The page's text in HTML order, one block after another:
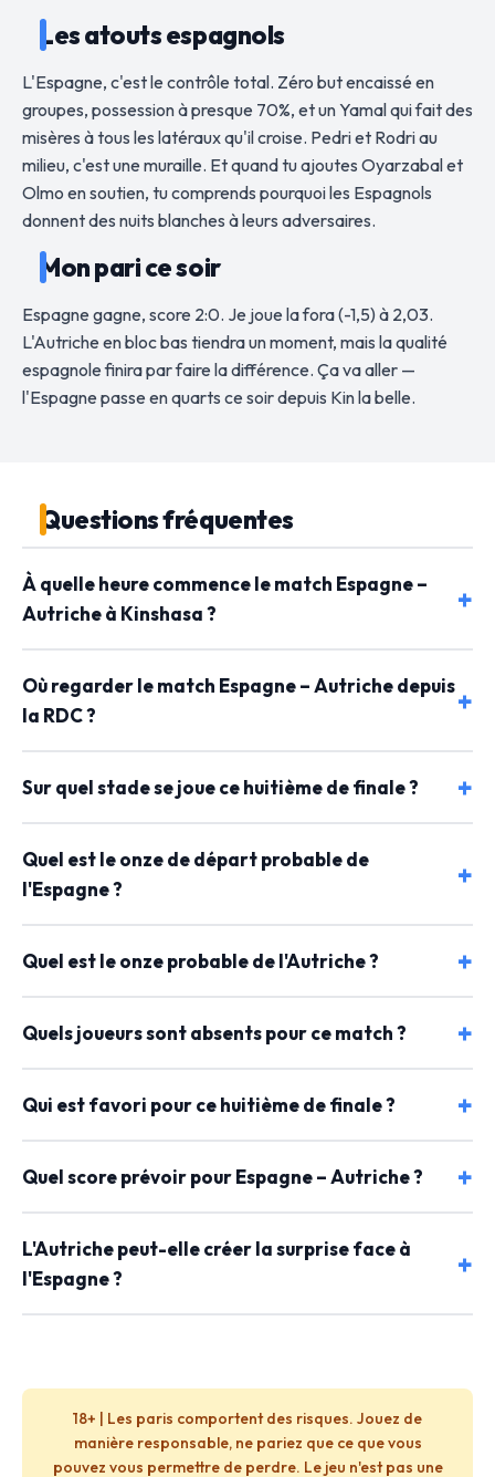
Les atouts espagnols
L'Espagne, c'est le contrôle total. Zéro but encaissé en
groupes, possession à presque 70%, et un Yamal qui fait des
misères à tous les latéraux qu'il croise. Pedri et Rodri au
milieu, c'est une muraille. Et quand tu ajoutes Oyarzabal et
Olmo en soutien, tu comprends pourquoi les Espagnols
donnent des nuits blanches à leurs adversaires.
Mon pari ce soir
Espagne gagne, score 2:0. Je joue la fora (-1,5) à 2,03.
L'Autriche en bloc bas tiendra un moment, mais la qualité
espagnole finira par faire la différence. Ça va aller —
l'Espagne passe en quarts ce soir depuis Kin la belle.
Questions fréquentes
À quelle heure commence le match Espagne –
Autriche à Kinshasa ?
Où regarder le match Espagne – Autriche depuis
la RDC ?
Sur quel stade se joue ce huitième de finale ?
Quel est le onze de départ probable de
l'Espagne ?
Quel est le onze probable de l'Autriche ?
Quels joueurs sont absents pour ce match ?
Qui est favori pour ce huitième de finale ?
Quel score prévoir pour Espagne – Autriche ?
L'Autriche peut-elle créer la surprise face à
l'Espagne ?
18+ | Les paris comportent des risques. Jouez de
manière responsable, ne pariez que ce que vous
pouvez vous permettre de perdre. Le jeu n'est pas une